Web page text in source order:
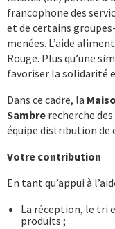
francophone des
et de certains
menées. L’aide
Rouge. Plus qu’une
favoriser la solidarité
Dans ce cadre, la
Sambre recherche
équipe distribution de
Votre contribution
En tant qu’appui à
La réception, le tri
produits ;